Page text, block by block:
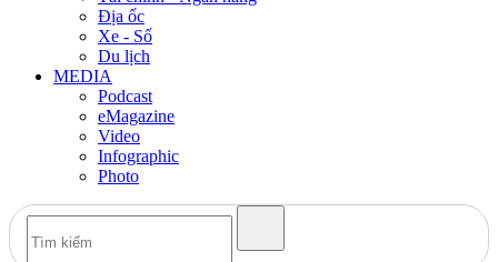
Địa ốc
Xe - Số
Du lịch
MEDIA
Podcast
eMagazine
Video
Infographic
Photo